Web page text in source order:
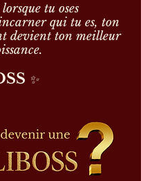
tu oses
qui tu es, ton
devient ton meilleur
✨